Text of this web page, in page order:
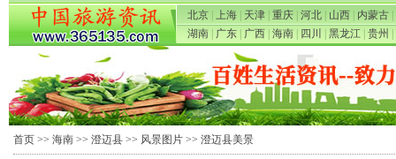
北京 上海 天津 重庆 河北 山西 内蒙古
湖南
广东 广西 海南 四川 黑龙江 贵州
首页 >> 海南 >> 澄迈县 >> 风景图片 >> 澄迈县美景